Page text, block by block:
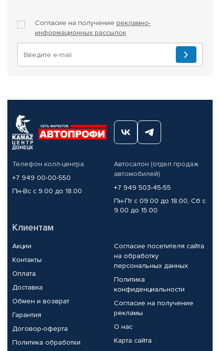
Согласие на получение рекламно-
информационных рассылок
Телефон колл-центра
+7 949 00-00-550
Пн-Вс с 9.00 до 18.00
Автосалон (отдел продаж
автомобилей)
+7 949 503-45-55
Пн-Пт с 09.00 до 18.00, Сб с
9.00 до 15.00
Клиентам
Акции
Контакты
Оплата
Доставка
Обмен и возврат
Гарантия
Договор-оферта
Политика обработки
Согласие посетителя сайта
на обработку
персональных данных
Политика
конфиденциальности
Согласие на получение
рекламы
О нас
Карта сайта